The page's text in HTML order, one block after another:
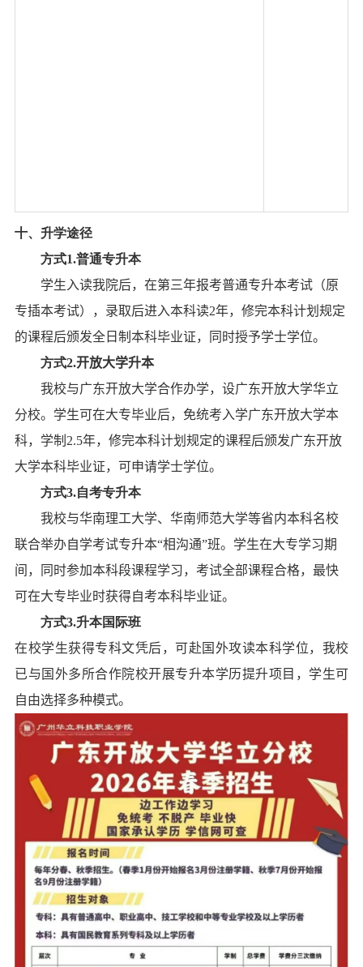
十、升学途径
方式1.普通专升本
学生入读我院后，在第三年报考普通专升本考试（原
专插本考试） ，录取后进入本科读2年，修完本科计划规定
的课程后颁发全日制本科毕业证，同时授予学士学位。
方式2.开放大学升本
我校与广东开放大学合作办学，设广东开放大学华立
分校。学生可在大专毕业后，免统考入学广东开放大学本
科，学制 2.5年，修完本科计划规定的课程后颁发广东开放
大学本科毕业证， 可申请学士学位。
方式3.自考专升本
我校与华南理工大学、华南师范大学等省内本科名校
联合举办自学考试专升本“相沟通”班。学生在大专学习期
间，同时参加本科段课程学习，考试全部课程合格，最快
可在大专毕业时获得自考本科毕业证。
方式3.升本国际班
在校学生获得专科文凭后，可赴国外攻读本科学位，我校
已与国外多所合作院校开展专升本学历提升项目， 学生可
自由选择多种模式。